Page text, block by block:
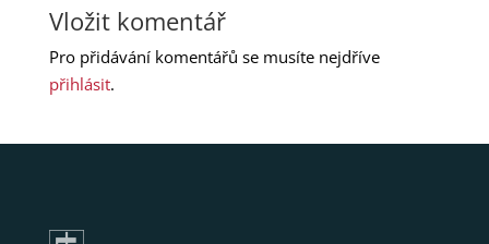
Vložit komentář
Pro přidávání komentářů se musíte nejdříve
přihlásit.